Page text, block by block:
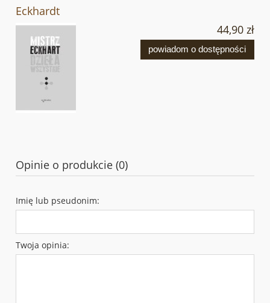
Eckhardt
44,90 zł
powiadom o dostępności
Opinie o produkcie (0)
Imię lub pseudonim:
Twoja opinia: